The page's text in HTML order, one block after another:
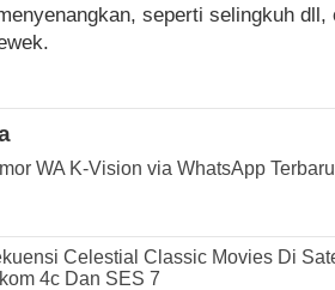
seperti selingkuh dll,
WA K-Vision via WhatsApp
Celestial Classic Movies Di
4c Dan SES 7